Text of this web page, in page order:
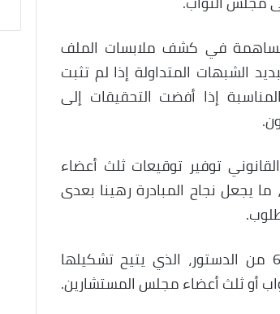
في كشف ملابسات الملف
الشبهات المتداولة إذا لم تثبت
إذا أفضت التحقيقات إلى
توفير توقيعات ثلث أعضاء
يجعل نجاح المبادرة رهينا بعدى
ويستند إحداث لجان تقصي الحقائق إلى الفصل 67 من الدستور، الذي يتيح تشكيلها
أو ثلث أعضاء مجلس المستشارين.